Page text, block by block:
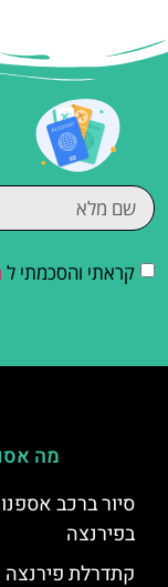
קראתי והסכמתי ל
מה
בפירנצה
קתדרלת פירנצה